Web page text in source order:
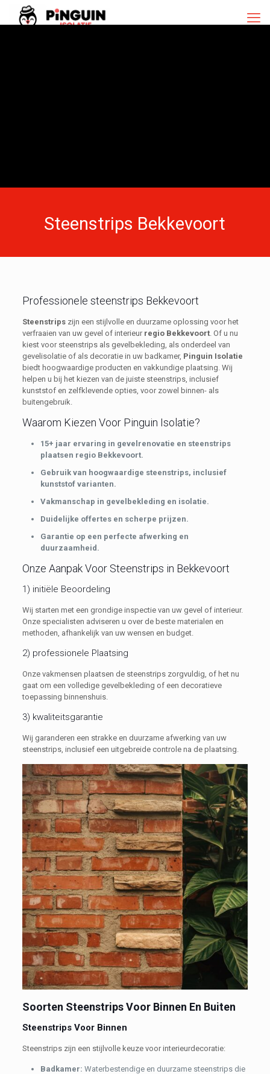
Steenstrips Bekkevoort
Professionele steenstrips Bekkevoort
Steenstripszijn een stijlvolle en duurzame oplossing voor het
verfraaien van uw gevel of interieur regio Bekkevoort. Of u nu
kiest voor steenstrips als gevelbekleding, als onderdeel van
gevelisolatie of als decoratie in uw badkamer, Pinguin Isolatie
biedt hoogwaardige producten en vakkundige plaatsing. Wij
helpen u bij het kiezen van de juiste steenstrips, inclusief
kunststof en zelfklevende opties, voor zowel binnen- als
buitengebruik.
Waarom Kiezen Voor Pinguin Isolatie?
15+ jaar ervaring in gevelrenovatie en steenstrips
plaatsen regio Bekkevoort.
Gebruik van hoogwaardige steenstrips, inclusief
kunststof varianten.
Vakmanschap in gevelbekleding en isolatie.
Duidelijke offertes en scherpe prijzen.
Garantie op een perfecte afwerking en
duurzaamheid.
Onze Aanpak Voor Steenstrips in Bekkevoort
1) initiële Beoordeling
Wij starten met een grondige inspectie van uw gevel of interieur.
Onze specialisten adviseren u over de beste materialen en
methoden, afhankelijk van uw wensen en budget.
2) professionele Plaatsing
Onze vakmensen plaatsen de steenstrips zorgvuldig, of het nu
gaat om een volledige gevelbekleding of een decoratieve
toepassing binnenshuis.
3) kwaliteitsgarantie
Wij garanderen een strakke en duurzame afwerking van uw
steenstrips, inclusief een uitgebreide controle na de plaatsing.
Soorten Steenstrips Voor Binnen En Buiten
Steenstrips Voor Binnen
Steenstrips zijn een stijlvolle keuze voor interieurdecoratie:
Badkamer: Waterbestendige en duurzame steenstrips die